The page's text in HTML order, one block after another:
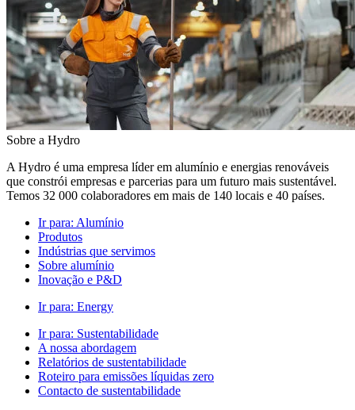
Sobre a Hydro
A Hydro é uma empresa líder em alumínio e energias renováveis
que constrói empresas e parcerias para um futuro mais sustentável.
Temos 32 000 colaboradores em mais de 140 locais e 40 países.
Ir para: Alumínio
Produtos
Indústrias que servimos
Sobre alumínio
Inovação e P&D
Ir para: Energy
Ir para: Sustentabilidade
A nossa abordagem
Relatórios de sustentabilidade
Roteiro para emissões líquidas zero
Contacto de sustentabilidade